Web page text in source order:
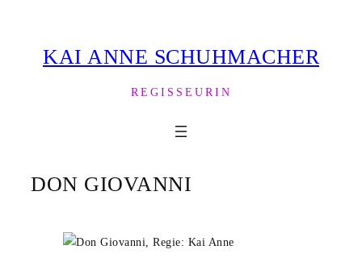
springenKAI ANNE SCHUHMACHER
REGISSEURIN
DON GIOVANNI